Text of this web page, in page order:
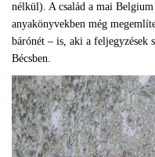
nélkül). A család a mai
anyakönyvekben még
bárónét – is, aki a feljegyzések
Bécsben.